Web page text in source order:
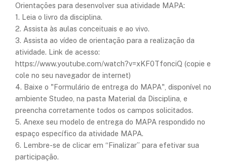
​Orientações para desenvolver sua atividade MAPA:
1. Leia o livro da disciplina.
2. Assista às aulas conceituais e ao vivo.
3. Assista ao vídeo de orientação para a realização da
atividade. Link de acesso:
https://www.youtube.com/watch?v=xKF0TfonciQ (copie e
cole no seu navegador de internet)
4. Baixe o "Formulário de entrega do MAPA", disponível no
ambiente Studeo, na pasta Material da Disciplina, e
preencha corretamente todos os campos solicitados.
5. Anexe seu modelo de entrega do MAPA respondido no
espaço específico da atividade MAPA.
6. Lembre-se de clicar em “Finalizar” para efetivar sua
participação.